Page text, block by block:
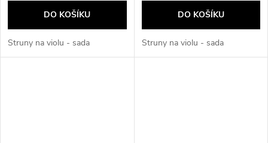
DO KOŠÍKU
Struny na violu - sada
DO KOŠÍKU
Struny na violu - sada